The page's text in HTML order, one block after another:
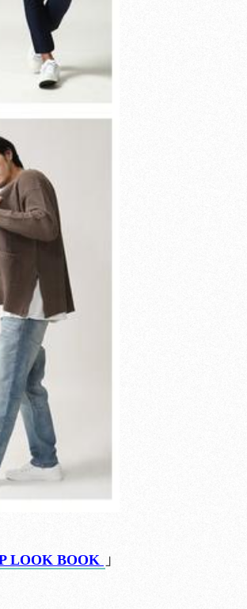
LOOK BOOK 」